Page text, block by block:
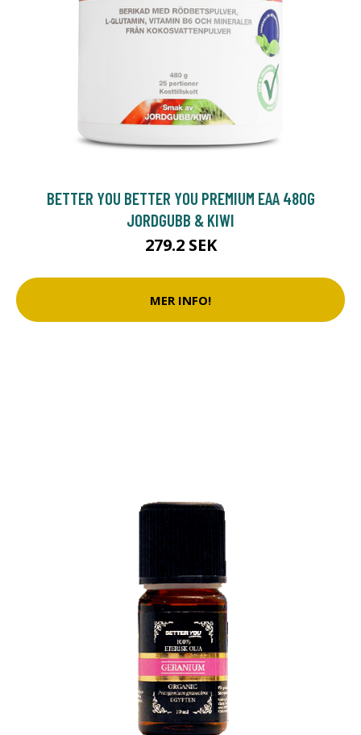
BETTER YOU BETTER YOU PREMIUM EAA 480G
JORDGUBB & KIWI
279.2 SEK
MER INFO!